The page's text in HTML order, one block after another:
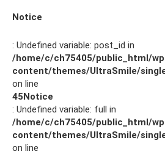
Notice
: Undefined variable: post_id in
/home/c/ch75405/public_html/
content/themes/UltraSmile/
on line
45Notice
: Undefined variable: full in
/home/c/ch75405/public_html/
content/themes/UltraSmile/
on line